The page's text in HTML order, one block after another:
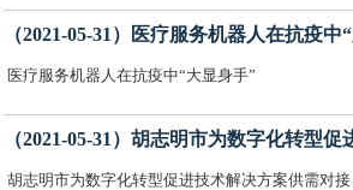
（2021-05-31）医疗服务机器人在抗疫中
医疗服务机器人在抗疫中“大显身手”
（2021-05-31）胡志明市为数字化转型
胡志明市为数字化转型促进技术解决方案供需对接